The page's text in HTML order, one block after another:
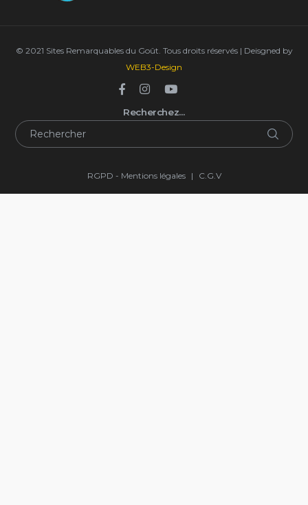
© 2021 Sites Remarquables du Goût. Tous droits réservés | Deisgned by
WEB3-Design
Recherchez…
RGPD - Mentions légales | C.G.V